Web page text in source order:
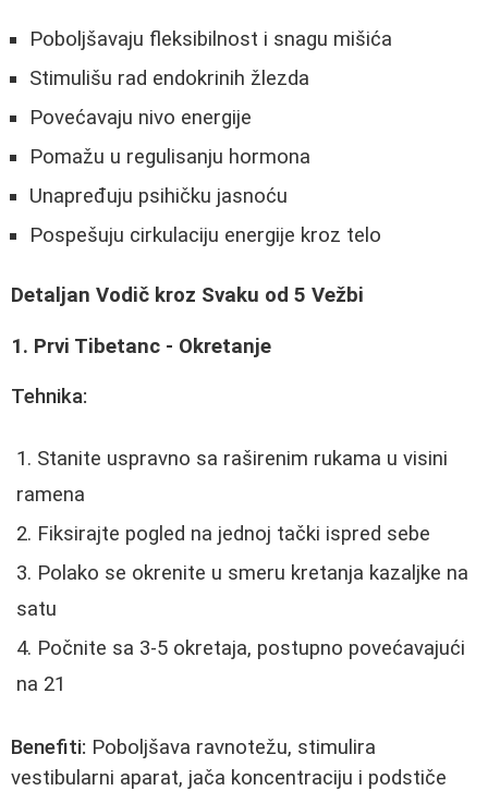
Poboljšavaju fleksibilnost i snagu mišića
Stimulišu rad endokrinih žlezda
Povećavaju nivo energije
Pomažu u regulisanju hormona
Unapređuju psihičku jasnoću
Pospešuju cirkulaciju energije kroz telo
Detaljan Vodič kroz Svaku od 5 Vežbi
1. Prvi Tibetanc - Okretanje
Tehnika:
Stanite uspravno sa raširenim rukama u visini
ramena
Fiksirajte pogled na jednoj tački ispred sebe
Polako se okrenite u smeru kretanja kazaljke na
satu
Počnite sa 3-5 okretaja, postupno povećavajući
na 21
Benefiti: Poboljšava ravnotežu, stimulira
vestibularni aparat, jača koncentraciju i podstiče